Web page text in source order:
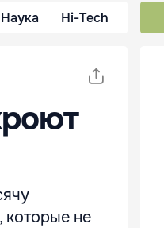
Наука Hi-Tech
которые не